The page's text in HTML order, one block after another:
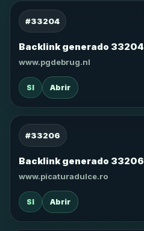
#33204
Backlink generado 33204
www.pgdebrug.nl
SI Abrir
#33206
Backlink generado 33206
www.picaturadulce.ro
SI Abrir